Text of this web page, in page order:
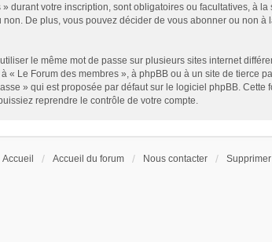
durant votre inscription, sont obligatoires ou facultatives, à
De plus, vous pouvez décider de vous abonner ou non
le même mot de passe sur plusieurs sites internet
Le Forum des membres », à phpBB ou à un site de tierce
» qui est proposée par défaut sur le logiciel phpBB.
reprendre le contrôle de votre compte.
Accueil Accueil du forum Nous contacter